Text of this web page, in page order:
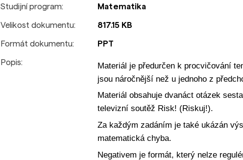
Studijní program: Matematika
Velikost dokumentu: 817.15 KB
Formát dokumentu: PPT
Popis:
Materiál je předurčen k procvičování
jsou náročnější než u jednoho z
Materiál obsahuje dvanáct otázek
televizní soutěž Risk! (Riskuj!).
Za každým zadáním je také ukázán
matematická chyba.
Negativem je formát, který nelze